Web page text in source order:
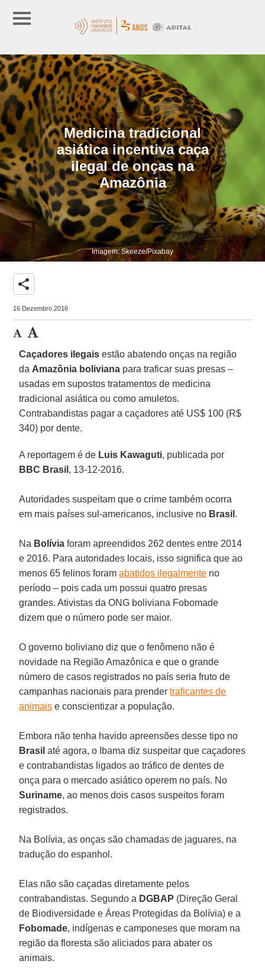
Medicina tradicional
asiática incentiva caça
ilegal de onças na
Amazônia
Imagem: Skeeze/Pixabay
share
16 Dezembro 2016
Caçadores ilegais estão abatendo onças na região
da Amazônia boliviana para traficar suas presas –
usadas em supostos tratamentos de medicina
tradicional asiática ou como amuletos.
Contrabandistas pagar a caçadores até US$ 100 (R$
340) por dente.
A reportagem é de Luis Kawaguti, publicada por
BBC Brasil , 13-12-2016.
Autoridades suspeitam que o crime também ocorra
em mais países sul-americanos, inclusive no Brasil .
Na Bolívia foram apreendidos 262 dentes entre 2014
e 2016. Para autoridades locais, isso significa que ao
menos 65 felinos foramabatidos ilegalmente no
período – pois cada um possui quatro presas
grandes. Ativistas da ONG boliviana Fobomade
dizem que o número pode ser maior.
O governo boliviano diz que o fenômeno não é
novidade na Região Amazônica e que o grande
número de casos registrados no país seria fruto de
campanhas nacionais para prendertraficantes de
animais e conscientizar a população.
Embora não tenha havido apreensões desse tipo no
Brasil até agora, o Ibama diz suspeitar que caçadores
e contrabandistas ligados ao tráfico de dentes de
onça para o mercado asiático operem no país. No
Suriname, ao menos dois casos suspeitos foram
registrados.
Na Bolívia, as onças são chamadas de jaguares, na
tradução do espanhol.
Elas não são caçadas diretamente pelos
contrabandistas. Segundo a DGBAP (Direção Geral
de Biodiversidade e Áreas Protegidas da Bolívia) e a
Fobomade, indígenas e camponeses que moram na
região da floresta são aliciados para abater os
animais.